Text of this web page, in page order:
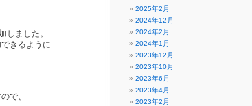
しました。
きるように
で、
2025年2月
2024年12月
2024年2月
2024年1月
2023年12月
2023年10月
2023年6月
2023年4月
2023年2月